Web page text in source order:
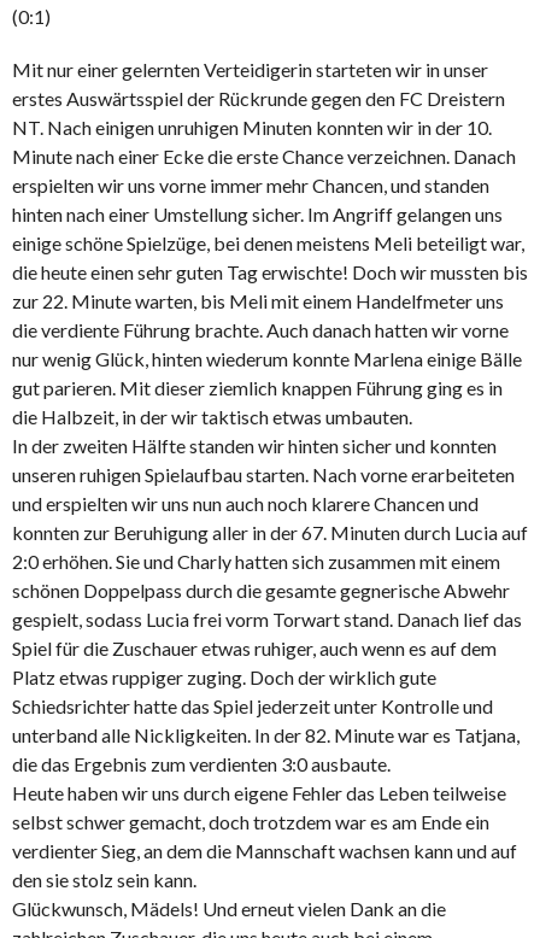
(0:1)
Mit nur einer gelernten Verteidigerin starteten wir in unser
erstes Auswärtsspiel der Rückrunde gegen den FC Dreistern
NT. Nach einigen unruhigen Minuten konnten wir in der 10.
Minute nach einer Ecke die erste Chance verzeichnen. Danach
erspielten wir uns vorne immer mehr Chancen, und standen
hinten nach einer Umstellung sicher. Im Angriff gelangen uns
einige schöne Spielzüge, bei denen meistens Meli beteiligt war,
die heute einen sehr guten Tag erwischte! Doch wir mussten bis
zur 22. Minute warten, bis Meli mit einem Handelfmeter uns
die verdiente Führung brachte. Auch danach hatten wir vorne
nur wenig Glück, hinten wiederum konnte Marlena einige Bälle
gut parieren. Mit dieser ziemlich knappen Führung ging es in
die Halbzeit, in der wir taktisch etwas umbauten.
In der zweiten Hälfte standen wir hinten sicher und konnten
unseren ruhigen Spielaufbau starten. Nach vorne erarbeiteten
und erspielten wir uns nun auch noch klarere Chancen und
konnten zur Beruhigung aller in der 67. Minuten durch Lucia auf
2:0 erhöhen. Sie und Charly hatten sich zusammen mit einem
schönen Doppelpass durch die gesamte gegnerische Abwehr
gespielt, sodass Lucia frei vorm Torwart stand. Danach lief das
Spiel für die Zuschauer etwas ruhiger, auch wenn es auf dem
Platz etwas ruppiger zuging. Doch der wirklich gute
Schiedsrichter hatte das Spiel jederzeit unter Kontrolle und
unterband alle Nickligkeiten. In der 82. Minute war es Tatjana,
die das Ergebnis zum verdienten 3:0 ausbaute.
Heute haben wir uns durch eigene Fehler das Leben teilweise
selbst schwer gemacht, doch trotzdem war es am Ende ein
verdienter Sieg, an dem die Mannschaft wachsen kann und auf
den sie stolz sein kann.
Glückwunsch, Mädels! Und erneut vielen Dank an die